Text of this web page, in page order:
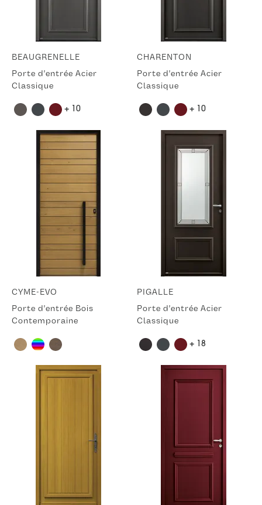
BEAUGRENELLE
Porte d'entrée Acier
Classique
+ 10
CHARENTON
Porte d'entrée Acier
Classique
+ 10
CYME-EVO
Porte d'entrée Bois
Contemporaine
PIGALLE
Porte d'entrée Acier
Classique
+ 18